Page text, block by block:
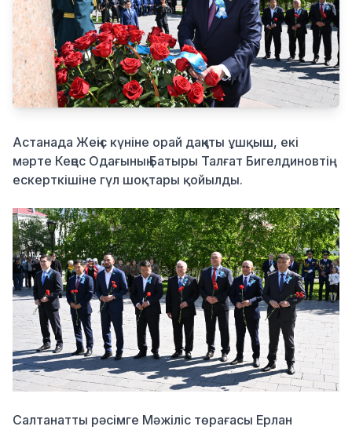
Қылмыс
Астанада Жеңіс күніне орай даңқты ұшқыш, екі
мәрте Кеңес Одағының Батыры Талғат Бигелдиновтің
ескерткішіне гүл шоқтары қойылды.
Салтанатты рәсімге Мәжіліс төрағасы Ерлан